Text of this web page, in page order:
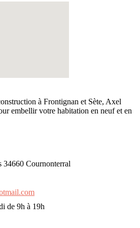
à Frontignan et Sète, Axel
embellir votre habitation en neuf et en
34660 Cournonterral
de 9h à 19h